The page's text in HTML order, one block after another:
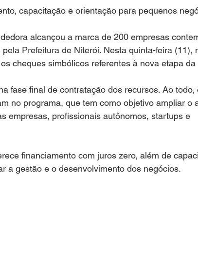
TURISMO ENTREVISTA
capacitação e orientação para pequenos
alcançou a marca de 200 empresas
Prefeitura de Niterói. Nesta quinta-feira (11),
cheques simbólicos referentes à nova etapa da
fase final de contratação dos recursos. Ao todo,
no programa, que tem como objetivo ampliar o
empresas, profissionais autônomos, startups e
financiamento com juros zero, além de
a gestão e o desenvolvimento dos negócios.